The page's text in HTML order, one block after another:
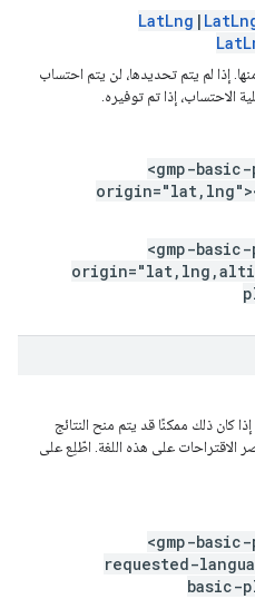
LatLng |
إذا لم يتم تحديدها، لن يتم احتساب
الاحتساب، إذا تم توفيره.
<gmp-
<gmp-
كان ذلك ممكنًا قد يتم منح النتائج
الاقتراحات على هذه اللغة. اطّلِع على
<gmp-
requested-
basic-